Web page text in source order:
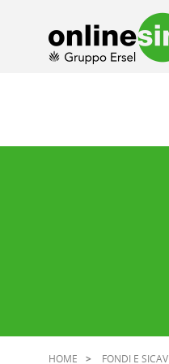
HOME FONDI E SICAV